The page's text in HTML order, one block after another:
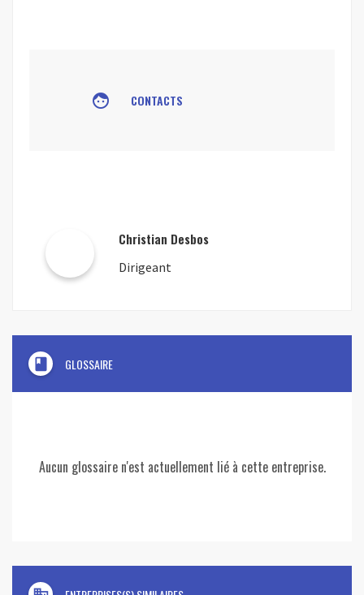
face CONTACTS
Christian Desbos
Dirigeant
book GLOSSAIRE
Aucun glossaire n'est actuellement lié à cette entreprise.